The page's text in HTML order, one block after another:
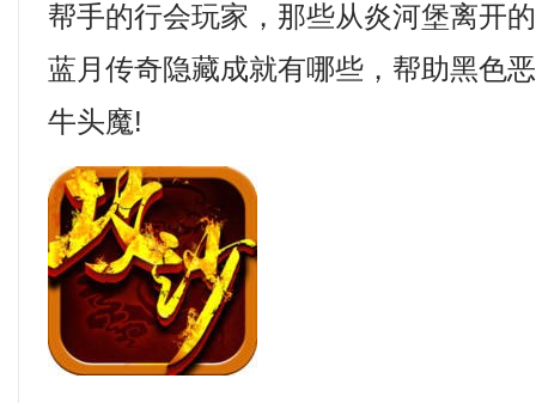
帮手的行会玩家，那些从炎河堡离开
蓝月传奇隐藏成就有哪些，帮助黑色
牛头魔!